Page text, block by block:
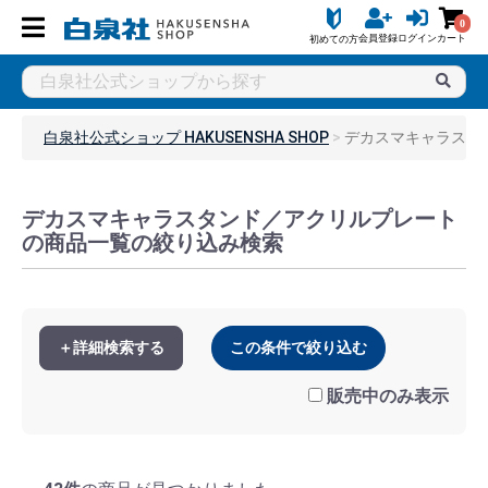
初めての方会員登録ログイン
0
カート
白泉社公式ショップ HAKUSENSHA SHOP デカスマキャラスタ
デカスマキャラスタンド／アクリルプレート
の商品一覧の絞り込み検索
＋詳細検索する この条件で絞り込む
販売中のみ表示